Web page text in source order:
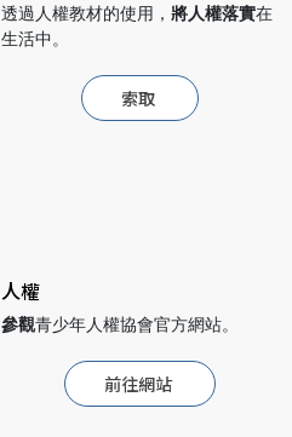
透過人權教材的使用， 將人權落實在
生活中。
索取
人權
參觀青少年人權協會官方網站。
前往網站